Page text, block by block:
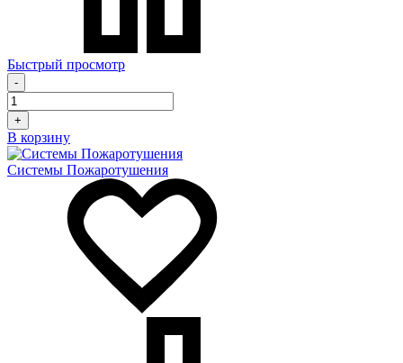
Быстрый просмотр
-
+
В корзину
Системы Пожаротушения